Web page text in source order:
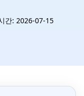
간: 2026-07-15